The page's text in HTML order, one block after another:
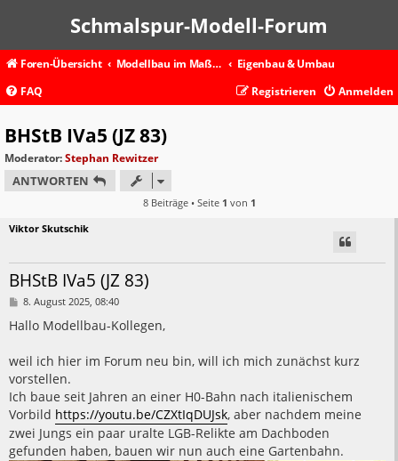
Schmalspur-Modell-Forum
Foren-Übersicht Modellbau im Maßstab 1:45 und größer
Eigenbau & Umbau
FAQ
Anmelden
Registrieren
BHStB IVa5 (JZ 83)
Moderator:Stephan Rewitzer
ANTWORTEN
8 Beiträge • Seite 1 von 1
Viktor Skutschik
BHStB IVa5 (JZ 83)
B
i
a
g
8. August 2025, 08:40
Hallo Modellbau-Kollegen,
weil ich hier im Forum neu bin, will ich mich zunächst kurz
vorstellen.
Ich baue seit Jahren an einer H0-Bahn nach italienischem
Vorbild https://youtu.be/CZXtIqDUJsk, aber nachdem meine
zwei Jungs ein paar uralte LGB-Relikte am Dachboden
gefunden haben, bauen wir nun auch eine Gartenbahn.